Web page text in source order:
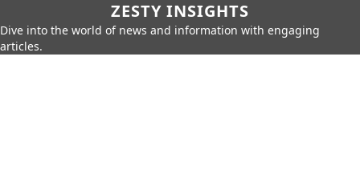
ZESTY INSIGHTS
Dive into the world of news and information with engaging
articles.